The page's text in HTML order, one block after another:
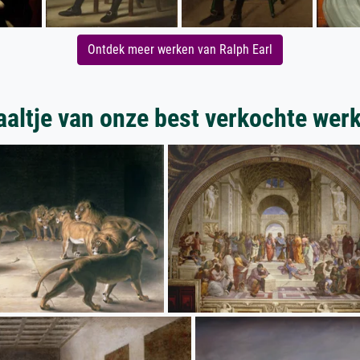
Ontdek meer werken van Ralph Earl
van onze best verkochte